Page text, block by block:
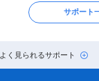
サポート
よく見られるサポート